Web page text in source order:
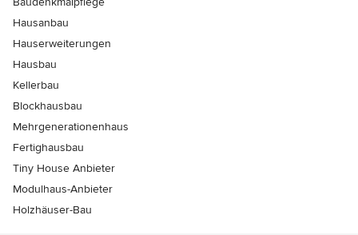
Hausanbau
Hauserweiterungen
Hausbau
Kellerbau
Blockhausbau
Mehrgenerationenhaus
Fertighausbau
Tiny House Anbieter
Modulhaus-Anbieter
Holzhäuser-Bau